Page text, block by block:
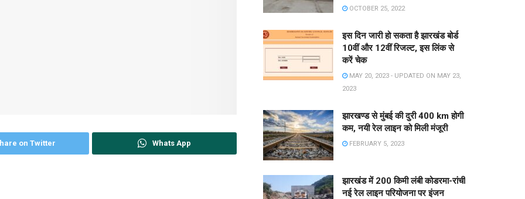
on Twitter Whats App
OCTOBER 25, 2022
इस दिन जारी हो सकता है झारखंड बोर्ड
10वीं और 12वीं रिजल्ट, इस लिंक से
करें चेक
MAY 20, 2023 - UPDATED ON MAY 23,
2023
झारखण्ड से मुंबई की दुरी 400 km होगी
कम, नयी रेल लाइन को मिली मंजूरी
FEBRUARY 5, 2023
झारखंड में 200 किमी लंबी कोडरमा-रांची
नई रेल लाइन परियोजना पर इंजन